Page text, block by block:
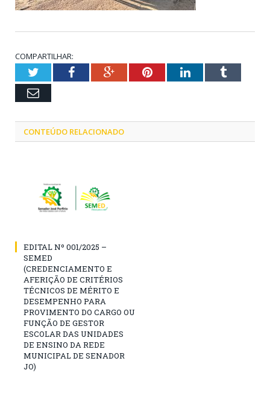
COMPARTILHAR:
TwitterFacebookGoogle+PinterestLinkedInTumblr
Email
CONTEÚDO RELACIONADO
EDITAL Nº 001/2025 –
SEMED
(CREDENCIAMENTO E
AFERIÇÃO DE CRITÉRIOS
TÉCNICOS DE MÉRITO E
DESEMPENHO PARA
PROVIMENTO DO CARGO OU
FUNÇÃO DE GESTOR
ESCOLAR DAS UNIDADES
DE ENSINO DA REDE
MUNICIPAL DE SENADOR
JO)